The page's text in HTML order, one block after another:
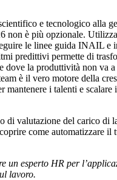
e tecnologico alla
non è più opzionale.
le linee guida INAIL e
predittivi permette di
dove la produttività non va
è il vero motore della
mantenere i talenti e scalare
di valutazione del carico di
come automatizzare il
un esperto HR per
lavoro.